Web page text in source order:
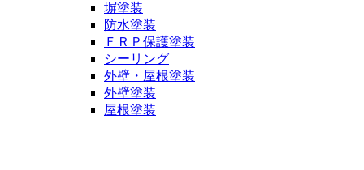
塀塗装
防水塗装
ＦＲＰ保護塗装
シーリング
外壁・屋根塗装
外壁塗装
屋根塗装